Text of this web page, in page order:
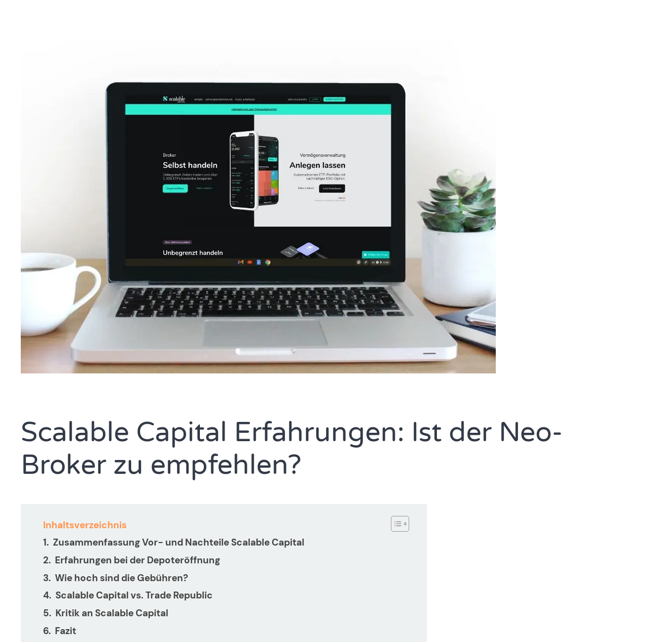
Scalable Capital Erfahrungen: Ist der Neo-
Broker zu empfehlen?
Inhaltsverzeichnis
Zusammenfassung Vor- und Nachteile Scalable Capital
Erfahrungen bei der Depoteröffnung
Wie hoch sind die Gebühren?
Scalable Capital vs. Trade Republic
Kritik an Scalable Capital
Fazit